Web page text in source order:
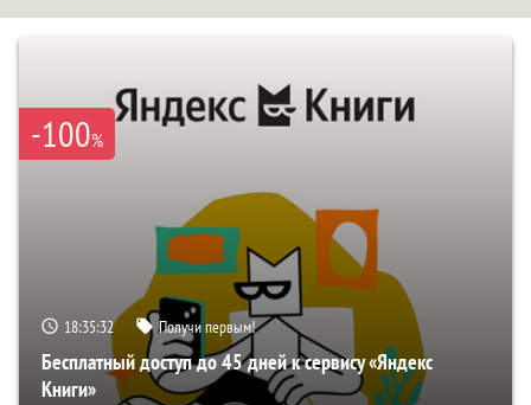
-100%
18:35:32 Получи первым!
Бесплатный доступ до 45 дней к сервису «Яндекс
Книги»